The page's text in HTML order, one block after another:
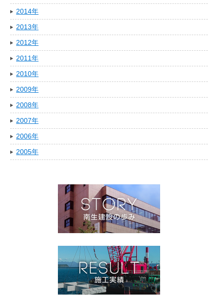
2014年
2013年
2012年
2011年
2010年
2009年
2008年
2007年
2006年
2005年